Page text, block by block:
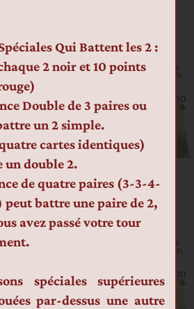
Qui Battent les 2 :
2 noir et 10 points
Double de 3 paires ou
un 2 simple.
cartes identiques)
un double 2.
de quatre paires (3-3-4-
battre une paire de 2,
avez passé votre tour
spéciales supérieures
par-dessus une autre